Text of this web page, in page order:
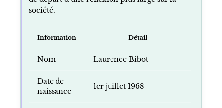
société.
Information Détail
Nom Laurence Bibot
Date de
naissance
1er juillet 1968